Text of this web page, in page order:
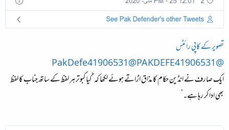
تصویر کے کاپی رائٹس
@PakDefe41906531@PAKDEFE41906531
ایک صارف نے انڈین حکام کا مذاق اڑاتے ہوئے لکھا کہ ’کیا کبوتر ہر لفظ کے ساتھ جناب کا لفظ
بھی ادا کر رہا ہے۔‘